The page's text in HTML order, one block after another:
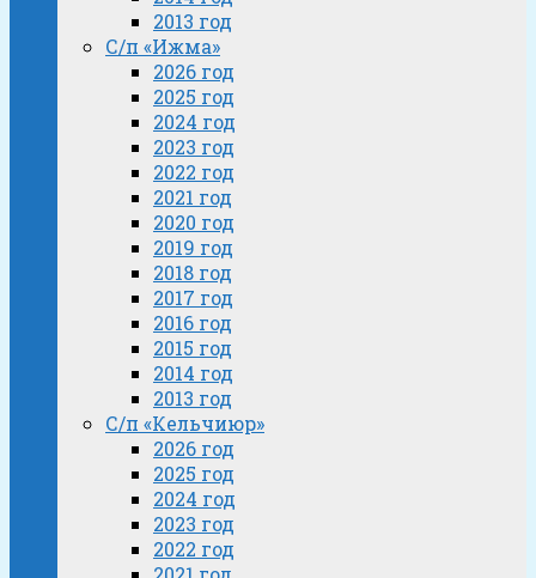
2013 год
С/п «Ижма»
2026 год
2025 год
2024 год
2023 год
2022 год
2021 год
2020 год
2019 год
2018 год
2017 год
2016 год
2015 год
2014 год
2013 год
С/п «Кельчиюр»
2026 год
2025 год
2024 год
2023 год
2022 год